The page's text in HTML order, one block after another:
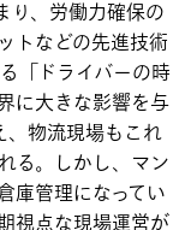
り、労働力確保の
トなどの先進技術
「ドライバーの時
に大きな影響を与
物流現場もこれ
る。しかし、マン
庫管理になってい
視点な現場運営が